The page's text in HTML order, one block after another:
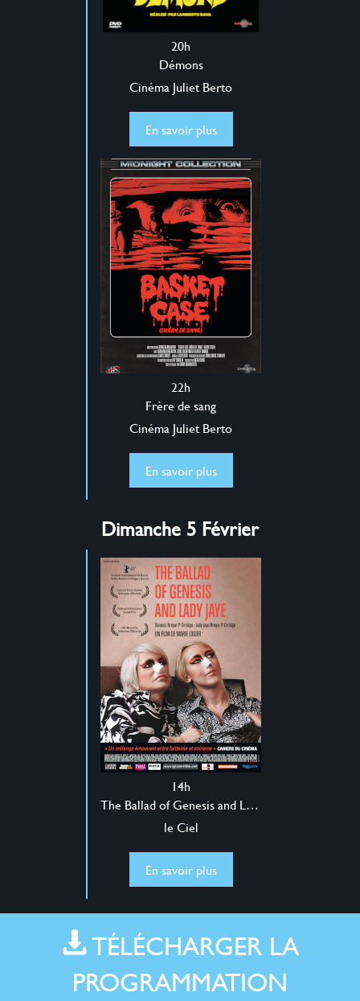
20h
Démons
Cinéma Juliet Berto
En savoir plus
22h
Frère de sang
Cinéma Juliet Berto
En savoir plus
Dimanche 5 Février
14h
The Ballad of Genesis and Lady Jaye
le Ciel
En savoir plus
TÉLÉCHARGER LA
PROGRAMMATION